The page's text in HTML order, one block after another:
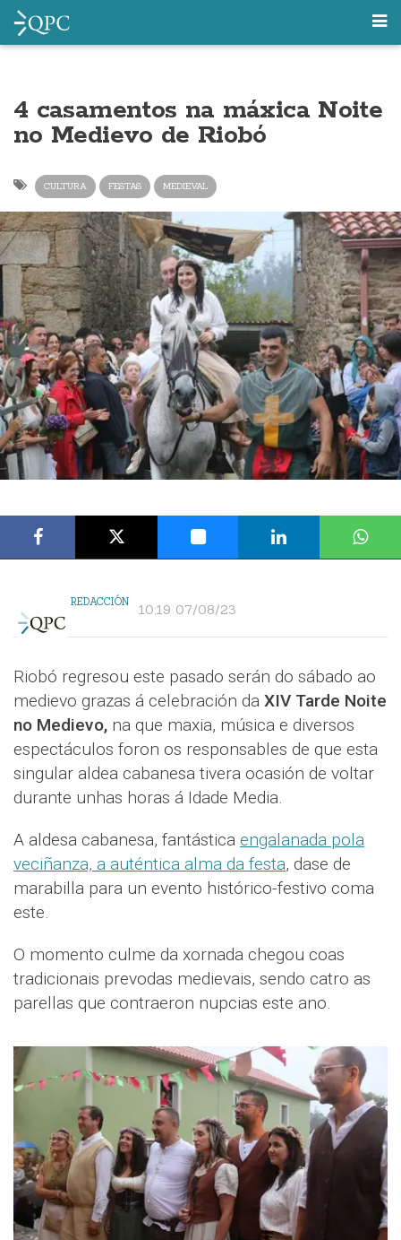
4 casamentos na máxica Noite
no Medievo de Riobó
CULTURA FESTAS MEDIEVAL
REDACCIÓN 10:19 07/08/23
Riobó regresou este pasado serán do sábado ao
medievo grazas á celebración da XIV Tarde Noite
no Medievo, na que maxia, música e diversos
espectáculos foron os responsables de que esta
singular aldea cabanesa tivera ocasión de voltar
durante unhas horas á Idade Media.
A aldesa cabanesa, fantástica engalanada pola
veciñanza, a auténtica alma da festa, dase de
marabilla para un evento histórico-festivo coma
este.
O momento culme da xornada chegou coas
tradicionais prevodas medievais, sendo catro as
parellas que contraeron nupcias este ano.